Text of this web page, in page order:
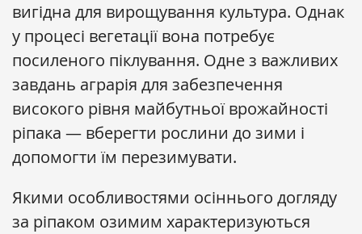
вигідна для вирощування культура. Однак
у процесі вегетації вона потребує
посиленого піклування. Одне з важливих
завдань аграрія для забезпечення
високого рівня майбутньої врожайності
ріпака — вберегти рослини до зими і
допомогти їм перезимувати.
Якими особливостями осіннього догляду
за ріпаком озимим характеризуються